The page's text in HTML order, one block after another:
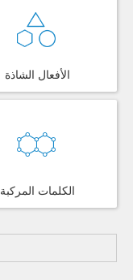
الأفعال الشاذة
الكلمات المركبة